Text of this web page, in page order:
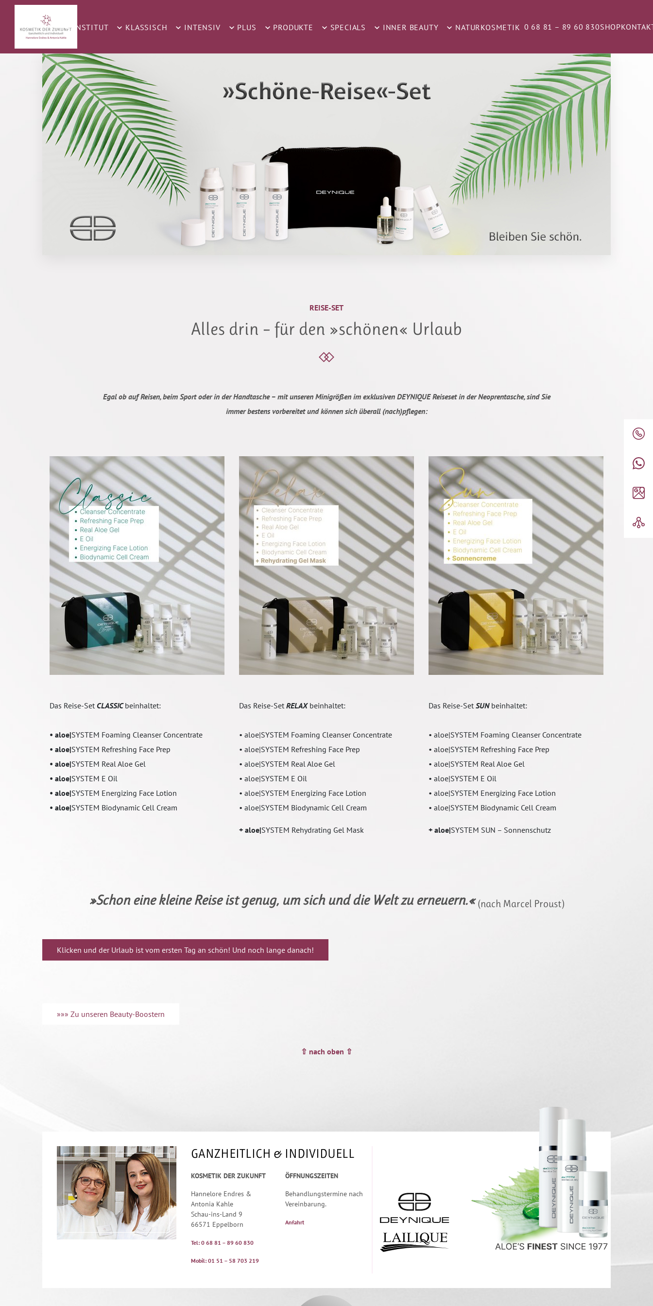
INSTITUT KLASSISCH INTENSIV PLUS PRODUKTE SPECIALS INNER BEAUTY NATURKOSMETIK 0 68 81 – 89 60 830SHOP
REISE-SET
Alles drin – für den »schönen« Urlaub
Egal ob auf Reisen, beim Sport oder in der Handtasche – mit unseren Minigrößen im exklusiven DEYNIQUE Reiseset in der Neoprentasche, sind Sie
immer bestens vorbereitet und können sich überall (nach)pflegen:
Das Reise-Set CLASSICbeinhaltet:
• aloe|SYSTEM Foaming Cleanser Concentrate
• aloe|SYSTEM Refreshing Face Prep
• aloe|SYSTEM Real Aloe Gel
• aloe|SYSTEM E Oil
• aloe|SYSTEM Energizing Face Lotion
• aloe|SYSTEM Biodynamic Cell Cream
Das Reise-SetRELAX beinhaltet:
• aloe|SYSTEM Foaming Cleanser Concentrate
• aloe|SYSTEM Refreshing Face Prep
• aloe|SYSTEM Real Aloe Gel
• aloe|SYSTEM E Oil
• aloe|SYSTEM Energizing Face Lotion
• aloe|SYSTEM Biodynamic Cell Cream
+ aloe|SYSTEM Rehydrating Gel Mask
Das Reise-SetSUN beinhaltet:
• aloe|SYSTEM Foaming Cleanser Concentrate
• aloe|SYSTEM Refreshing Face Prep
• aloe|SYSTEM Real Aloe Gel
• aloe|SYSTEM E Oil
• aloe|SYSTEM Energizing Face Lotion
• aloe|SYSTEM Biodynamic Cell Cream
+ aloe|SYSTEM SUN – Sonnenschutz
»Schon eine kleine Reise ist genug, um sich und die Welt zu erneuern.« (nach Marcel Proust)
Klicken und der Urlaub ist vom ersten Tag an schön! Und noch lange danach!
»»» Zu unseren Beauty-Boostern
⇧ nach oben ⇧
GANZHEITLICH & INDIVIDUELL
KOSMETIK DER ZUKUNFT
Hannelore Endres &
Antonia Kahle
Schau-ins-Land 9
66571 Eppelborn
Tel: 0 68 81 – 89 60 830
Mobil: 01 51 – 58 703 219
ÖFFNUNGSZEITEN
Behandlungstermine nach
Vereinbarung.
Anfahrt